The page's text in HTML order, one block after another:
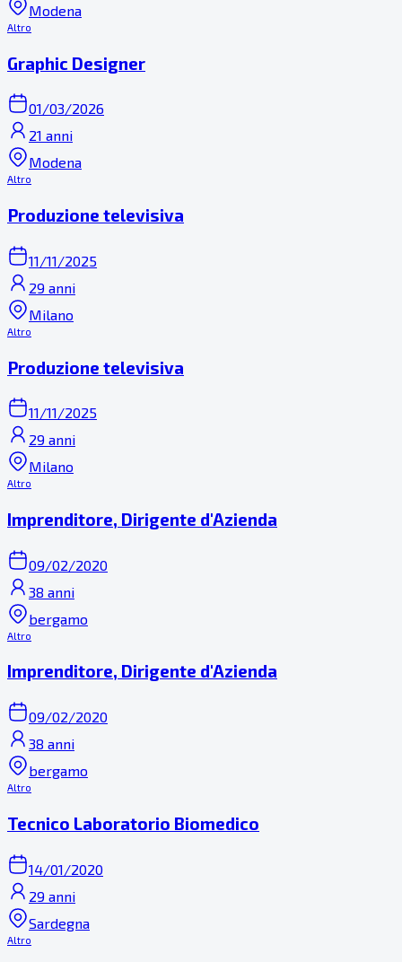
Modena
Altro
Graphic Designer
01/03/2026
21 anni
Modena
Altro
Produzione televisiva
11/11/2025
29 anni
Milano
Altro
Produzione televisiva
11/11/2025
29 anni
Milano
Altro
Imprenditore, Dirigente d'Azienda
09/02/2020
38 anni
bergamo
Altro
Imprenditore, Dirigente d'Azienda
09/02/2020
38 anni
bergamo
Altro
Tecnico Laboratorio Biomedico
14/01/2020
29 anni
Sardegna
Altro